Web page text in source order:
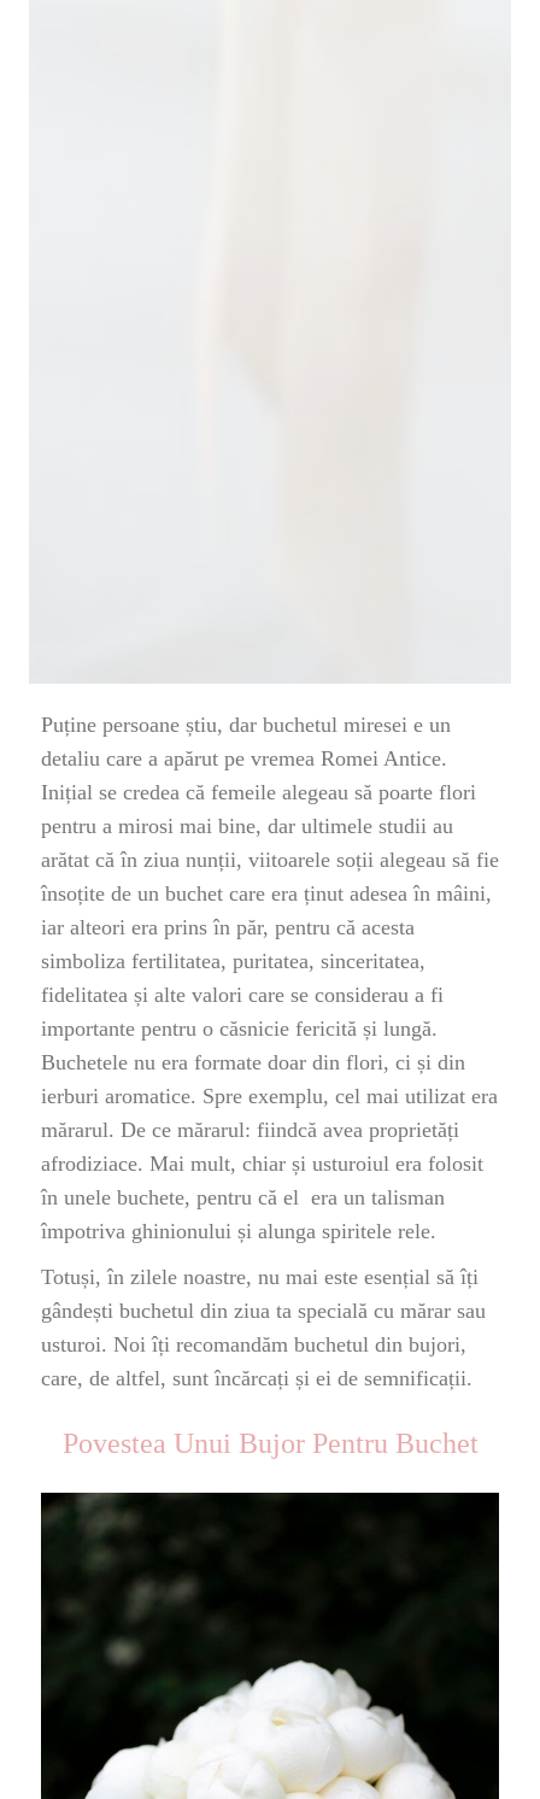
Puține persoane știu, dar buchetul miresei e un
detaliu care a apărut pe vremea Romei Antice.
Inițial se credea că femeile alegeau să poarte flori
pentru a mirosi mai bine, dar ultimele studii au
arătat că în ziua nunții, viitoarele soții alegeau să fie
însoțite de un buchet care era ținut adesea în mâini,
iar alteori era prins în păr, pentru că acesta
simboliza fertilitatea, puritatea, sinceritatea,
fidelitatea și alte valori care se considerau a fi
importante pentru o căsnicie fericită și lungă.
Buchetele nu era formate doar din flori, ci și din
ierburi aromatice. Spre exemplu, cel mai utilizat era
mărarul. De ce mărarul: fiindcă avea proprietăți
afrodiziace. Mai mult, chiar și usturoiul era folosit
în unele buchete, pentru că el era un talisman
împotriva ghinionului și alunga spiritele rele.
Totuși, în zilele noastre, nu mai este esențial să îți
gândești buchetul din ziua ta specială cu mărar sau
usturoi. Noi îți recomandăm buchetul din bujori,
care, de altfel, sunt încărcați și ei de semnificații.
Povestea Unui Bujor Pentru Buchet